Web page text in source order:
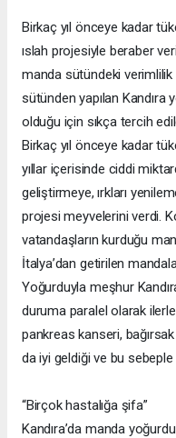
Birkaç yıl önceye kadar
ıslah projesiyle beraber
manda sütündeki verimlilik
sütünden yapılan
olduğu için sıkça tercih
Birkaç yıl önceye kadar
yıllar içerisinde ciddi
geliştirmeye, ırkları
projesi meyvelerini verdi.
vatandaşların kurduğu
İtalya’dan getirilen
Yoğurduyla meşhur
duruma paralel olarak
pankreas kanseri,
da iyi geldiği ve bu
“Birçok hastalığa şifa”
Kandıra’da manda